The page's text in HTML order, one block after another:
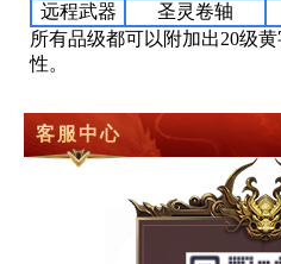
客服中心
远程武器
圣灵卷轴
所有品级都可以附加出20级
性。